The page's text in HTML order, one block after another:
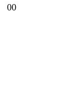
00